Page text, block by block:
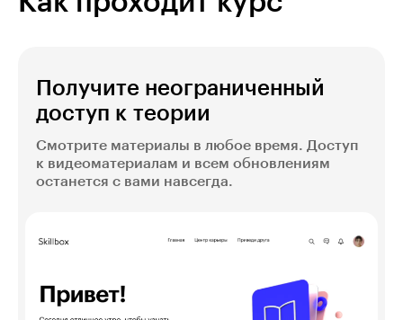
Получите неограниченный
доступ к теории
Смотрите материалы в любое время. Доступ
к видеоматериалам и всем обновлениям
останется с вами навсегда.